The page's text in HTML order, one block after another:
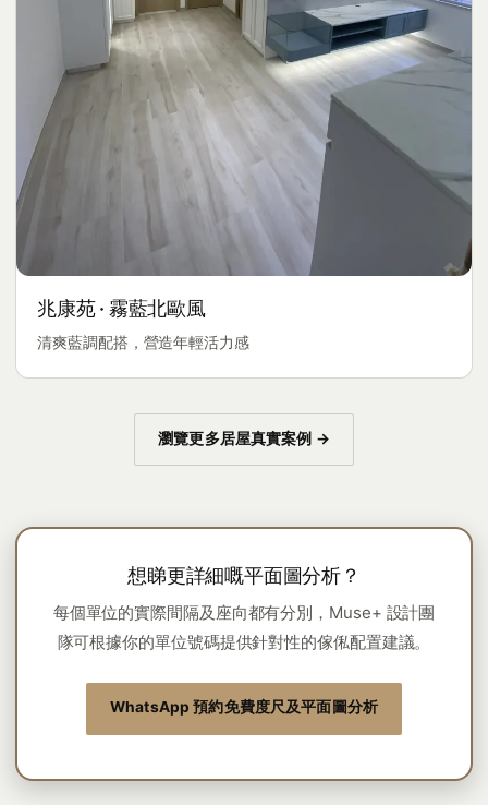
兆康苑 · 霧藍北歐風
清爽藍調配搭，營造年輕活力感
瀏覽更多居屋真實案例 →
想睇更詳細嘅平面圖分析？
每個單位的實際間隔及座向都有分別，Muse+ 設計團
隊可根據你的單位號碼提供針對性的傢俬配置建議。
WhatsApp 預約免費度尺及平面圖分析